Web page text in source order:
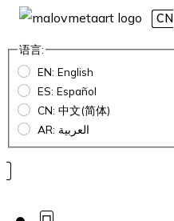
CN
语言:
EN: English
ES: Español
CN: 中文(简体)
AR: العربية